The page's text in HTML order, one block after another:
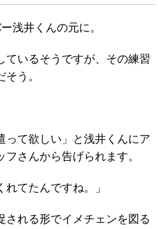
浅井くんの元に。
ているそうですが、その練習
う。
って欲しい」と浅井くんにア
さんから告げられます。
てたんですね。」
される形でイメチェンを図る